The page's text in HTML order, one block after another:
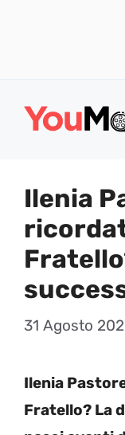
Ilenia
31 Agosto
Ilenia
Fratello? La